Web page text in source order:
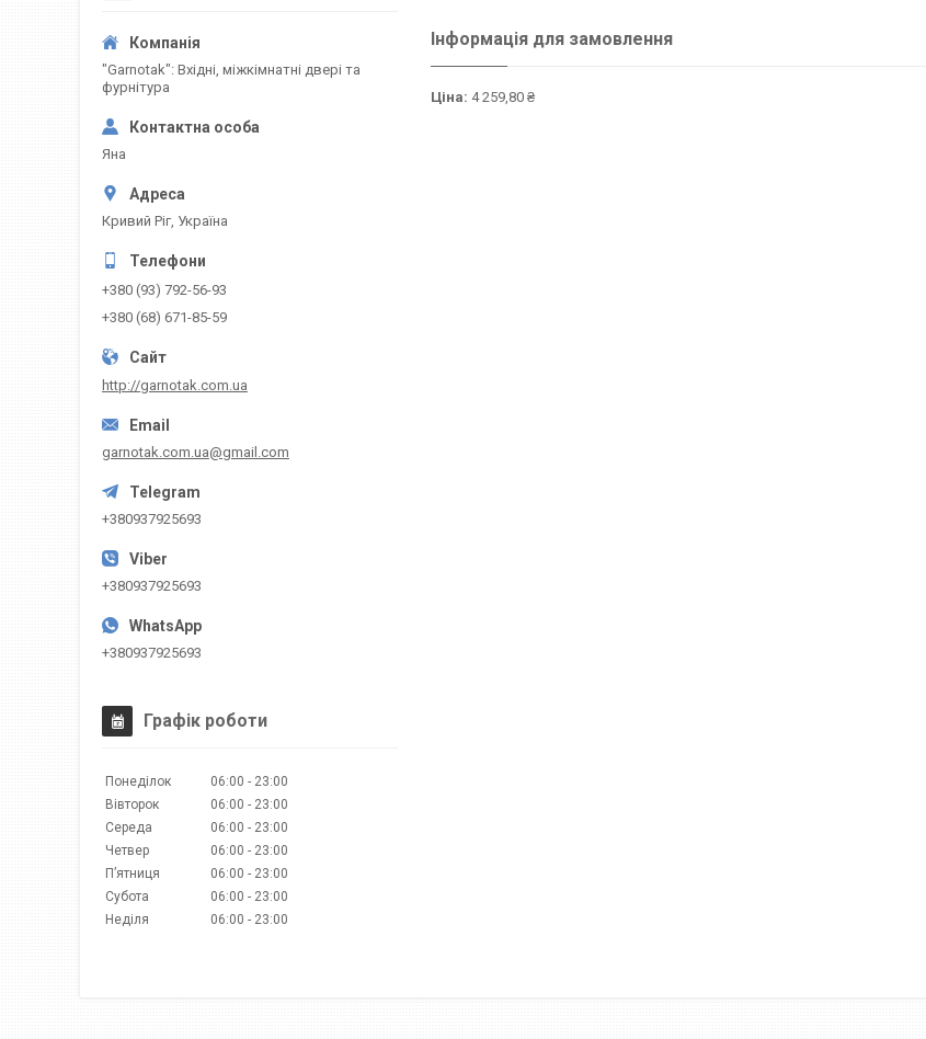
Інформація для замовлення
Ціна: 4 259,80 ₴
"Garnotak": Вхідні, міжкімнатні двері та
фурнітура
Яна
Кривий Ріг, Україна
+380 (93) 792-56-93
+380 (68) 671-85-59
http://garnotak.com.ua
garnotak.com.ua@gmail.com
+380937925693
+380937925693
+380937925693
Графік роботи
Понеділок 06:00
23:00
Вівторок
06:00
23:00
Середа
06:00
23:00
Четвер
06:00
23:00
Пʼятниця
06:00
23:00
Субота
06:00
23:00
Неділя
06:00 23:00